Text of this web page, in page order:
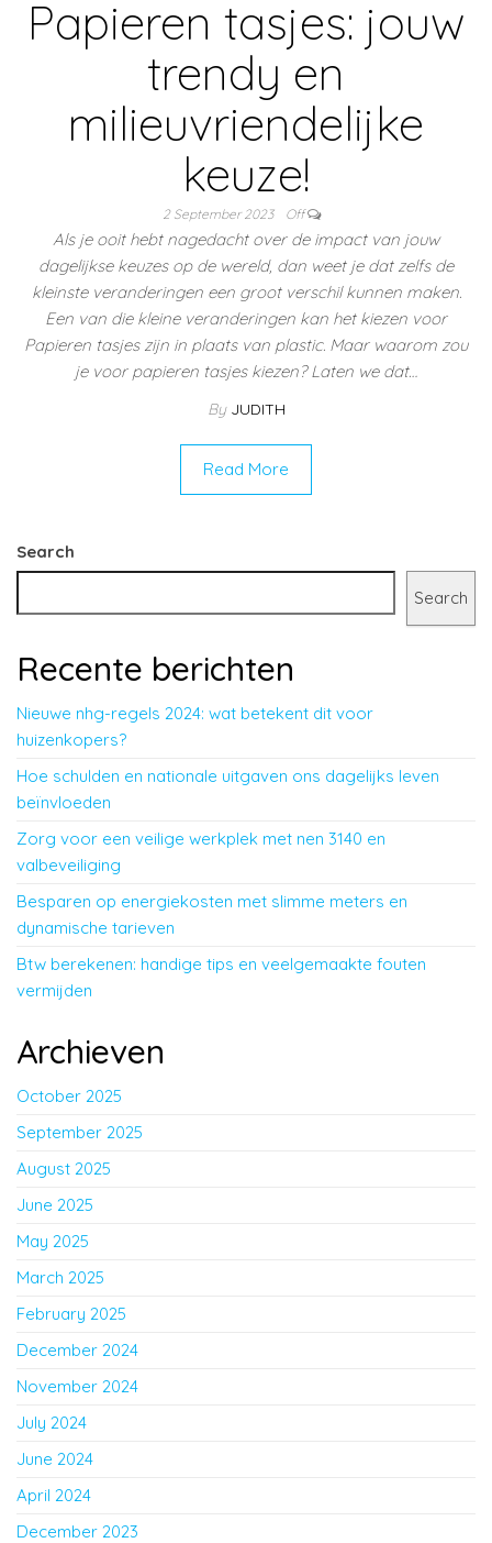
Papieren tasjes: jouw
trendy en
milieuvriendelijke
keuze!
2 September 2023 Off
Als je ooit hebt nagedacht over de impact van jouw
dagelijkse keuzes op de wereld, dan weet je dat zelfs de
kleinste veranderingen een groot verschil kunnen maken.
Een van die kleine veranderingen kan het kiezen voor
Papieren tasjes zijn in plaats van plastic. Maar waarom zou
je voor papieren tasjes kiezen? Laten we dat…
By JUDITH
Read More
Search
Search
Recente berichten
Nieuwe nhg-regels 2024: wat betekent dit voor
huizenkopers?
Hoe schulden en nationale uitgaven ons dagelijks leven
beïnvloeden
Zorg voor een veilige werkplek met nen 3140 en
valbeveiliging
Besparen op energiekosten met slimme meters en
dynamische tarieven
Btw berekenen: handige tips en veelgemaakte fouten
vermijden
Archieven
October 2025
September 2025
August 2025
June 2025
May 2025
March 2025
February 2025
December 2024
November 2024
July 2024
June 2024
April 2024
December 2023